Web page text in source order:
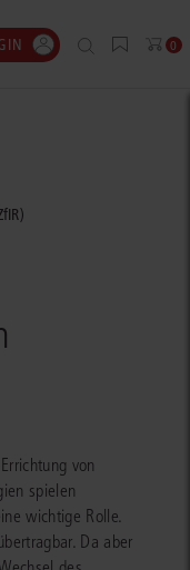
0
von
spielen
wichtige Rolle.
Da aber